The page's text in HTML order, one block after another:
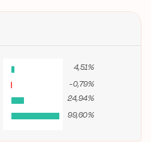
4,51%
-0,79%
24,94%
99,60%